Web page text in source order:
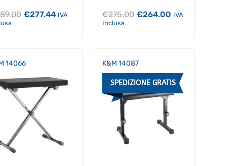
Il
€277.44IlIVA
€275.00 Il
€264.00IlIVA
Inclusa
14066 K&M 14087
SPEDIZIONE GRATIS